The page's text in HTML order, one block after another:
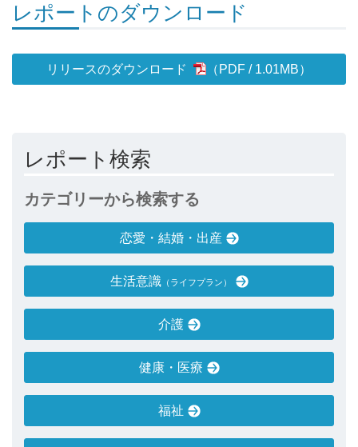
レポートのダウンロード
リリースのダウンロード 1.01MB）
レポート検索
カテゴリーから検索する
恋愛・結婚・出産
生活意識（ライフプラン）
介護
健康・医療
福祉